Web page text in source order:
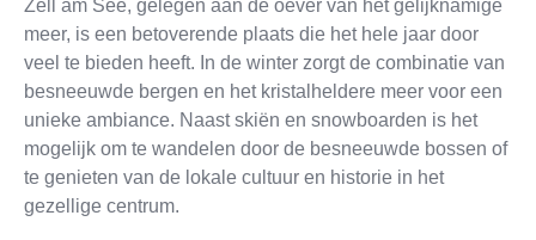
Zell am See, gelegen aan de oever van het gelijknamige
meer, is een betoverende plaats die het hele jaar door
veel te bieden heeft. In de winter zorgt de combinatie van
besneeuwde bergen en het kristalheldere meer voor een
unieke ambiance. Naast skiën en snowboarden is het
mogelijk om te wandelen door de besneeuwde bossen of
te genieten van de lokale cultuur en historie in het
gezellige centrum.